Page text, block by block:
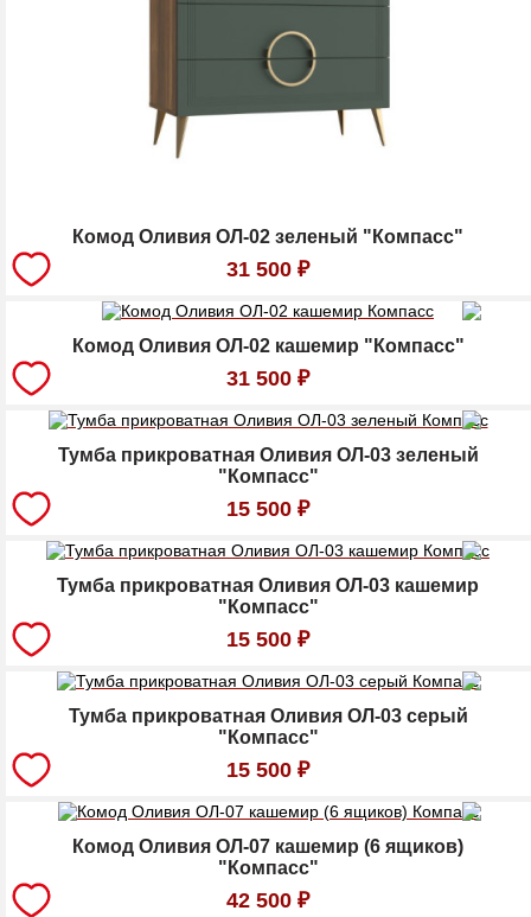
Комод Оливия ОЛ-02 зеленый "Компасс"
31 500 ₽
Комод Оливия ОЛ-02 кашемир "Компасс"
31 500 ₽
Тумба прикроватная Оливия ОЛ-03 зеленый
"Компасс"
15 500 ₽
Тумба прикроватная Оливия ОЛ-03 кашемир
"Компасс"
15 500 ₽
Тумба прикроватная Оливия ОЛ-03 серый
"Компасс"
15 500 ₽
Комод Оливия ОЛ-07 кашемир (6 ящиков)
"Компасс"
42 500 ₽